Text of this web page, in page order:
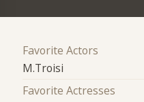
Favorite Actors
Μ.Troisi
Favorite Actresses